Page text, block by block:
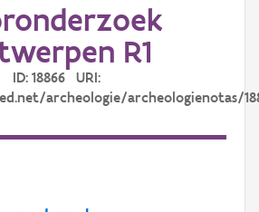
R1
ID: 18866 URI:
archeologie/archeologienotas/